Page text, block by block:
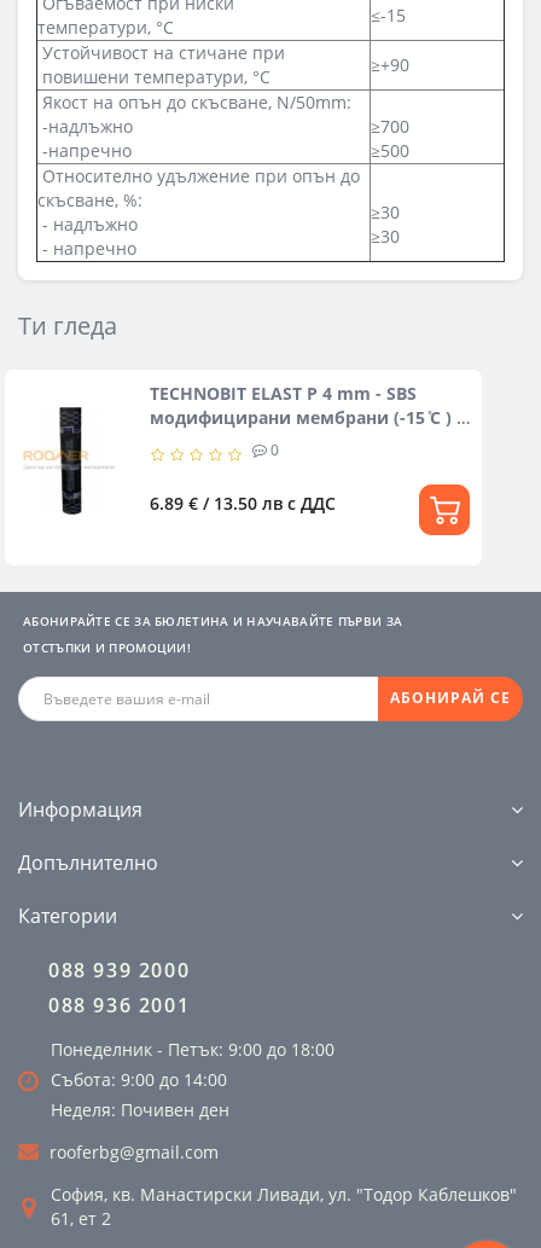
температури, °C
≤-15
Устойчивост на стичане при
повишени температури, °C
≥+90
Якост на опън до скъсване, N/50mm:
-надлъжно
-напречно
≥700
≥500
Относително удължение при опън до
скъсване, %:
- надлъжно
- напречно
≥30
≥30
Ти гледа
TECHNOBIT ELAST P 4 mm - SBS
модифицирани мембрани (-15 ̊С ) -
ПОДЛОЖЕН СЛОЙ
0
6.89 € / 13.50 лв с ДДС
АБОНИРАЙТЕ СЕ ЗА БЮЛЕТИНА И НАУЧАВАЙТЕ ПЪРВИ ЗА
ОТСТЪПКИ И ПРОМОЦИИ!
АБОНИРАЙ СЕ
Информация
Допълнително
Категории
088 939 2000
088 936 2001
Понеделник - Петък: 9:00 до 18:00
Събота: 9:00 до 14:00
Неделя: Почивен ден
rooferbg@gmail.com
София, кв. Манастирски Ливади, ул. "Тодор Каблешков"
61, ет 2